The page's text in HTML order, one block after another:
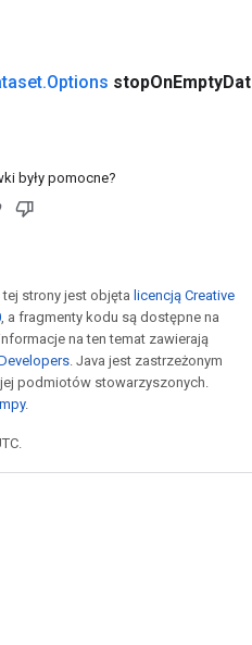
.Options stopOnEmpty
były pomocne?
strony jest objęta licencją Creative
, a fragmenty kodu są dostępne na
na ten temat zawierają
. Java jest zastrzeżonym
podmiotów stowarzyszonych.
.